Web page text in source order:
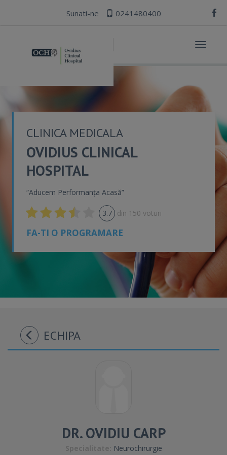
Sunati-ne 0241480400
Toggle
CLINICA MEDICALA
OVIDIUS CLINICAL
HOSPITAL
“Aducem Performanța Acasă”
3.7 din 150 voturi
FA-TI O PROGRAMARE
ECHIPA
DR. OVIDIU CARP
Neurochirurgie